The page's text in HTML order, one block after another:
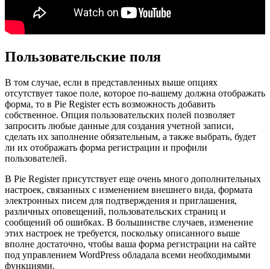
Пользовательские поля
В том случае, если в представленных выше опциях
отсутствует такое поле, которое по-вашему должна отображать
форма, то в Pie Register есть возможность добавить
собственное. Опция пользовательских полей позволяет
запросить любые данные для создания учетной записи,
сделать их заполнение обязательным, а также выбрать, будет
ли их отображать форма регистрации и профили
пользователей.
В Pie Register присутствует еще очень много дополнительных
настроек, связанных с изменением внешнего вида, формата
электронных писем для подтверждения и приглашения,
различных оповещений, пользовательских страниц и
сообщений об ошибках. В большинстве случаев, изменение
этих настроек не требуется, поскольку описанного выше
вполне достаточно, чтобы ваша форма регистрации на сайте
под управлением WordPress обладала всеми необходимыми
функциями.